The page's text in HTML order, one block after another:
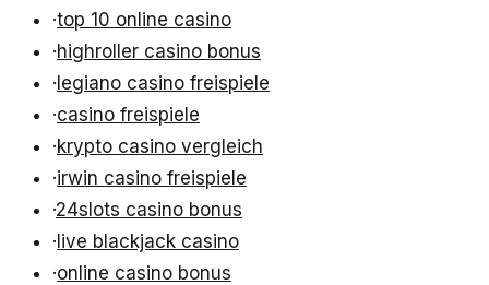
·top 10 online casino
·highroller casino bonus
·legiano casino freispiele
·casino freispiele
·krypto casino vergleich
·irwin casino freispiele
·24slots casino bonus
·live blackjack casino
·online casino bonus